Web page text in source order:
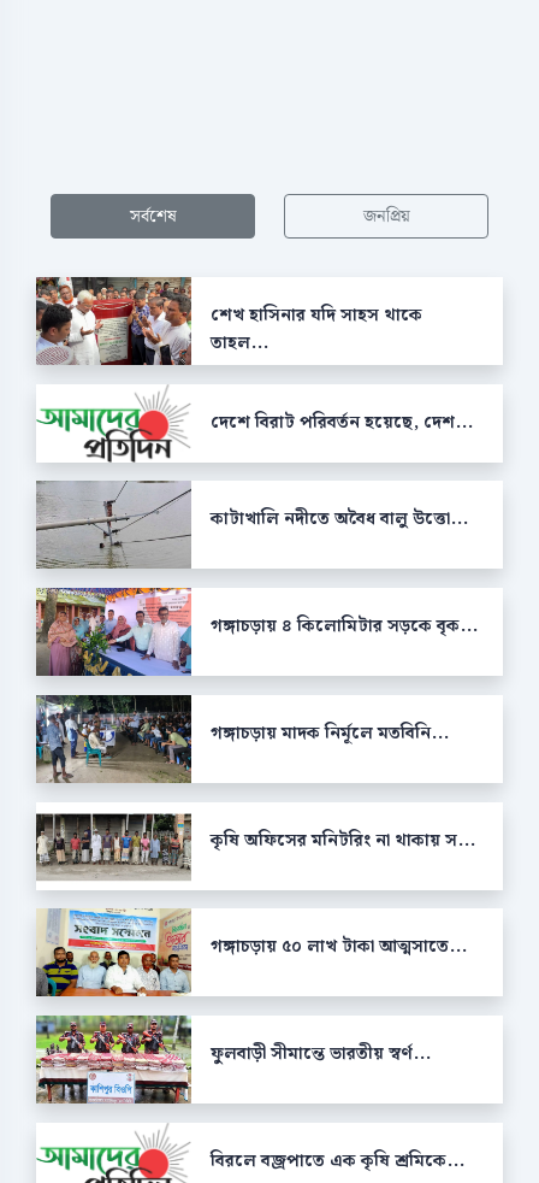
সর্বশেষ জনপ্রিয়
শেখ হাসিনার যদি সাহস থাকে
তাহল...
দেশে বিরাট পরিবর্তন হয়েছে, দেশ...
কাটাখালি নদীতে অবৈধ বালু উত্তো...
গঙ্গাচড়ায় ৪ কিলোমিটার সড়কে বৃক...
গঙ্গাচড়ায় মাদক নির্মূলে মতবিনি...
কৃষি অফিসের মনিটরিং না থাকায় স...
গঙ্গাচড়ায় ৫০ লাখ টাকা আত্মসাতে...
ফুলবাড়ী সীমান্তে ভারতীয় স্বর্ণ...
বিরলে বজ্রপাতে এক কৃষি শ্রমিকে...